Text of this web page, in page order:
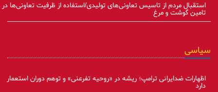
استقبال مردم از تاسیس تعاونی‌های تولیدی/استفاده از ظرفیت تعاونی‌ها در
تامین گوشت و مرغ
سیاسی
اظهارات ضدایرانی ترامپ؛ ریشه در «روحیه تفرعنی» و توهم دوران استعمار
دارد